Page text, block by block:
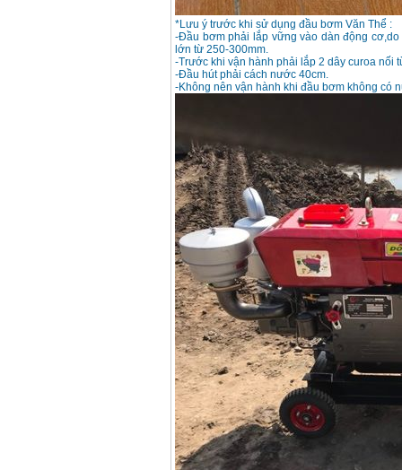
*Lưu ý trước khi sử dụng đầu bơm Văn Thể :
-Đầu bơm phải lắp vững vào dàn động
lớn từ 250-300mm.
-Trước khi vận hành phải lắp 2 dây curoa nối
-Đầu hút phải cách nước 40cm.
-Không nên vận hành khi đầu bơm không có